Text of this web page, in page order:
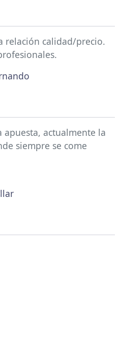
relación calidad/precio.
apuesta, actualmente la
siempre se come